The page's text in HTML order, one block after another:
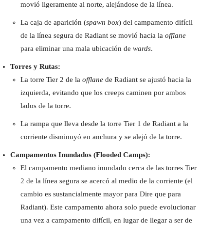
movió ligeramente al norte, alejándose de la línea.
La caja de aparición (spawn box) del campamento difícil
de la línea segura de Radiant se movió hacia la offlane
para eliminar una mala ubicación de wards.
Torres y Rutas:
La torre Tier 2 de la offlane de Radiant se ajustó hacia la
izquierda, evitando que los creeps caminen por ambos
lados de la torre.
La rampa que lleva desde la torre Tier 1 de Radiant a la
corriente disminuyó en anchura y se alejó de la torre.
Campamentos Inundados (Flooded Camps):
El campamento mediano inundado cerca de las torres Tier
2 de la línea segura se acercó al medio de la corriente (el
cambio es sustancialmente mayor para Dire que para
Radiant). Este campamento ahora solo puede evolucionar
una vez a campamento difícil, en lugar de llegar a ser de